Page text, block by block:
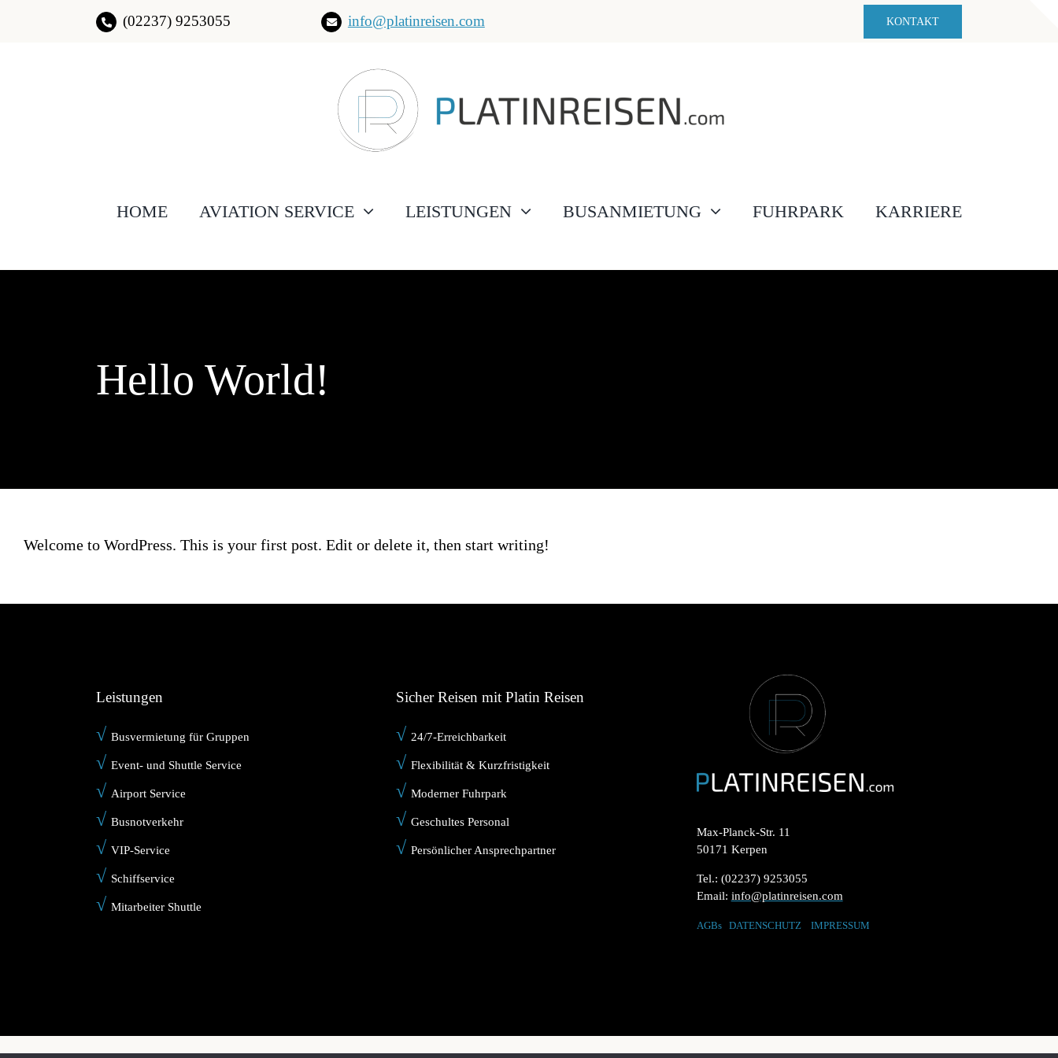
(02237) 9253055 info@platinreisen.com KONTAKT
HOME AVIATION SERVICE LEISTUNGEN BUSANMIETUNG FUHRPARK KARRIERE
Hello World!
Welcome to WordPress. This is your first post. Edit or delete it, then start writing!
Leistungen
√ Busvermietung für Gruppen
√ Event- und Shuttle Service
√ Airport Service
√ Busnotverkehr
√ VIP-Service
√ Schiffservice
√ Mitarbeiter Shuttle
Sicher Reisen mit Platin Reisen
√24/7-Erreichbarkeit
√Flexibilität & Kurzfristigkeit
√Moderner Fuhrpark
√Geschultes Personal
√Persönlicher Ansprechpartner
Max-Planck-Str. 11
50171 Kerpen
Tel.: (02237) 9253055
Email: info@platinreisen.com
AGBs DATENSCHUTZ IMPRESSUM